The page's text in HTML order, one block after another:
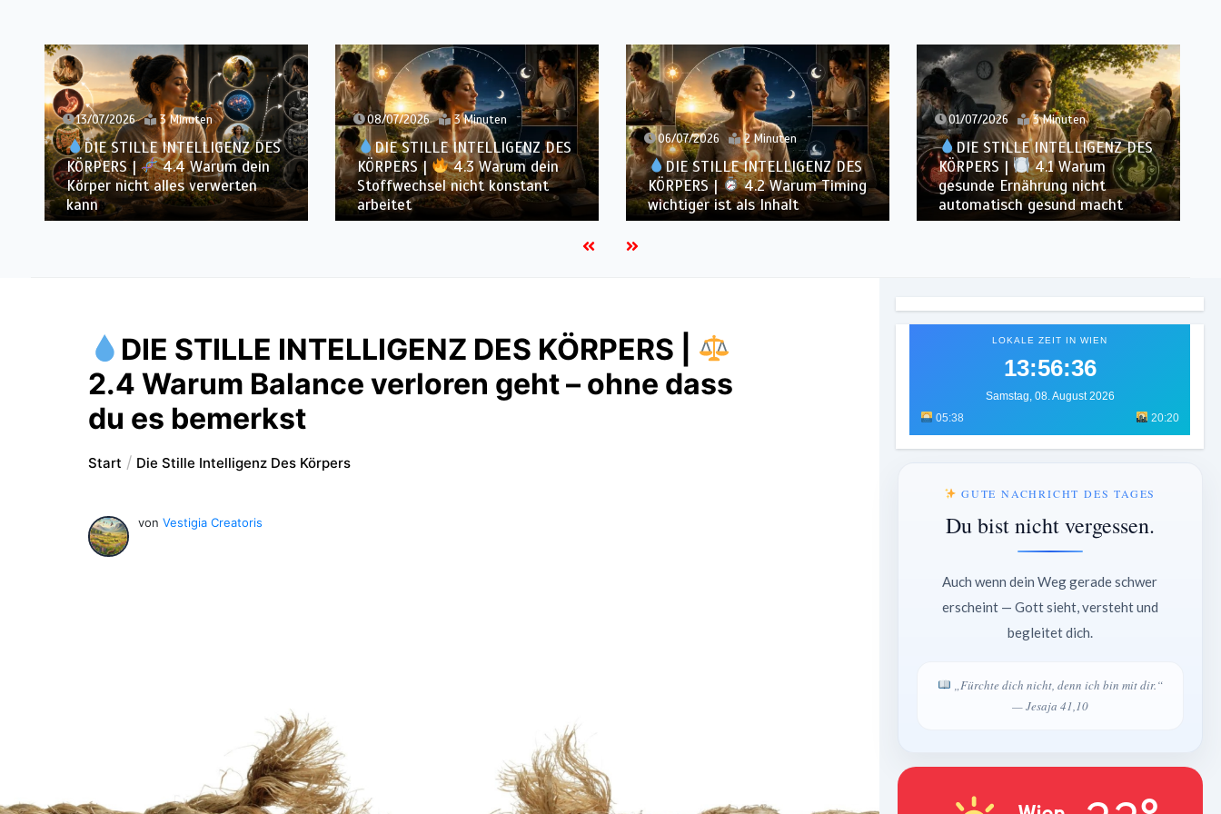
13/07/2026 3 Minuten
DIE STILLE INTELLIGENZ DES
KÖRPERS |
4.4 Warum dein
Körper nicht alles verwerten
kann
08/07/2026 3 Minuten
DIE STILLE INTELLIGENZ DES
KÖRPERS |
4.3 Warum dein
Stoffwechsel nicht konstant
arbeitet
06/07/2026 2 Minuten
DIE STILLE INTELLIGENZ DES
KÖRPERS |
4.2 Warum Timing
wichtiger ist als Inhalt
01/07/2026 3 Minuten
DIE STILLE INTELLIGENZ DES
KÖRPERS |
4.1 Warum
gesunde Ernährung nicht
automatisch gesund macht
DIE STILLE INTELLIGENZ DES KÖRPERS |
2.4 Warum Balance verloren geht – ohne dass
du es bemerkst
Start Die Stille Intelligenz Des Körpers
von Vestigia Creatoris
LOKALE ZEIT IN WIEN
13:56:37
Samstag, 08. August 2026
05:38
20:20
GUTE NACHRICHT DES TAGES
Du bist nicht vergessen.
Auch wenn dein Weg gerade schwer
erscheint — Gott sieht, versteht und
begleitet dich.
„Fürchte dich nicht, denn ich bin mit dir.“
— Jesaja 41,10